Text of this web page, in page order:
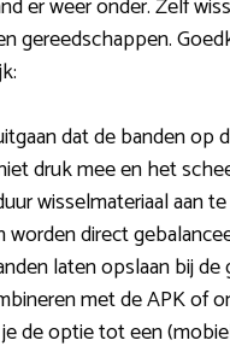
gereedschappen.
dat de banden
druk mee en het
wisselmateriaal aan
worden direct
laten opslaan bij de
met de APK of
de optie tot een